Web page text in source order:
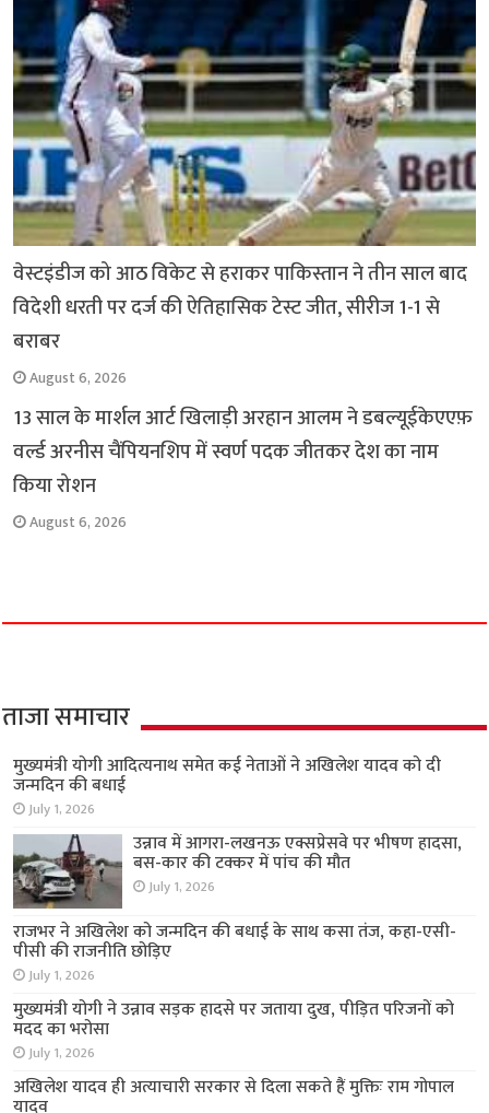
वेस्टइंडीज को आठ विकेट से हराकर पाकिस्तान ने तीन साल बाद
विदेशी धरती पर दर्ज की ऐतिहासिक टेस्ट जीत, सीरीज 1-1 से
बराबर
August 6, 2026
13 साल के मार्शल आर्ट खिलाड़ी अरहान आलम ने डबल्यूईकेएएफ़
वर्ल्ड अरनीस चैंपियनशिप में स्वर्ण पदक जीतकर देश का नाम
किया रोशन
August 6, 2026
ताजा समाचार
मुख्यमंत्री योगी आदित्यनाथ समेत कई नेताओं ने अखिलेश यादव को दी
जन्मदिन की बधाई
July 1, 2026
उन्नाव में आगरा-लखनऊ एक्सप्रेसवे पर भीषण हादसा,
बस-कार की टक्कर में पांच की मौत
July 1, 2026
राजभर ने अखिलेश को जन्मदिन की बधाई के साथ कसा तंज, कहा-एसी-
पीसी की राजनीति छोड़िए
July 1, 2026
मुख्यमंत्री योगी ने उन्नाव सड़क हादसे पर जताया दुख, पीड़ित परिजनों को
मदद का भरोसा
July 1, 2026
अखिलेश यादव ही अत्याचारी सरकार से दिला सकते हैं मुक्तिः राम गोपाल
यादव